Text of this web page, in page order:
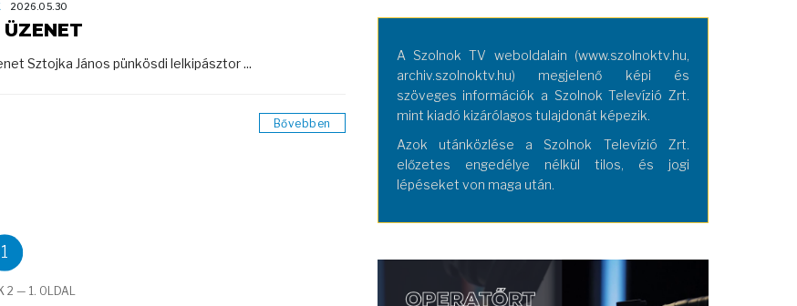
2026.05.30
Sztojka János pünkösdi lelkipásztor ...
Bővebben
1
2 — 1. OLDAL
A Szolnok TV weboldalain (www.szolnoktv.hu,
archiv.szolnoktv.hu) megjelenő képi és
szöveges információk a Szolnok Televízió Zrt.
mint kiadó kizárólagos tulajdonát képezik.
Azok utánközlése a Szolnok Televízió Zrt.
előzetes engedélye nélkül tilos, és jogi
lépéseket von maga után.